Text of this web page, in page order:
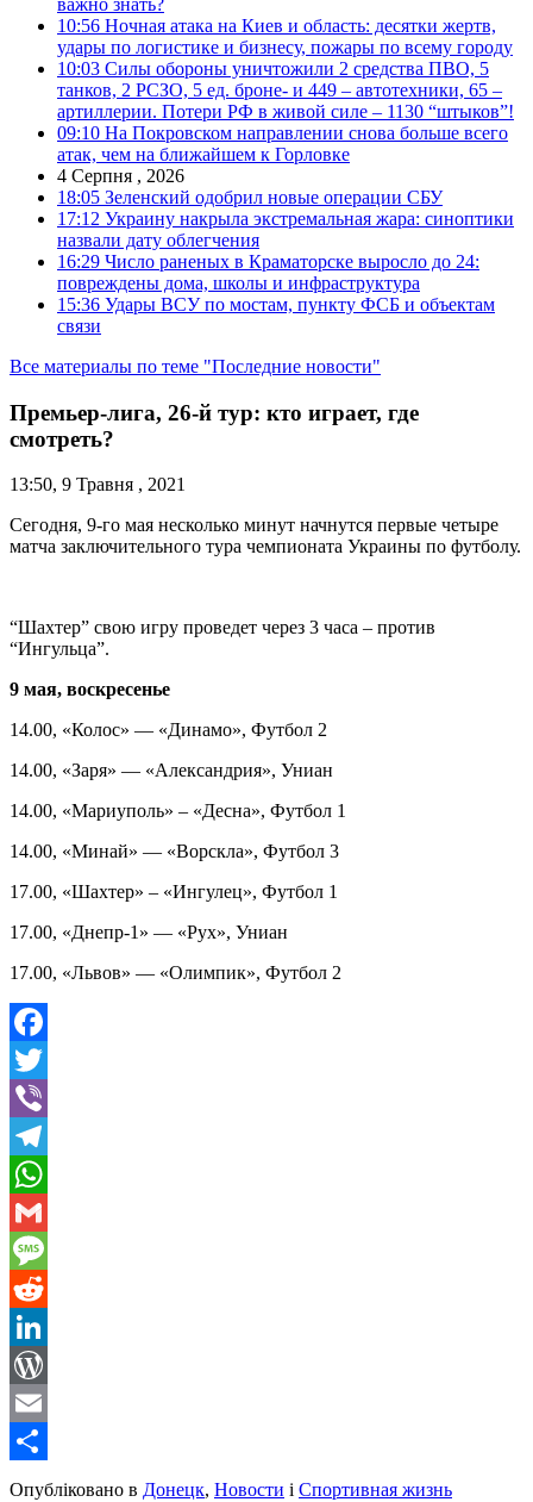
10:56 Ночная атака на Киев и область: десятки жертв,
удары по логистике и бизнесу, пожары по всему городу
10:03 Силы обороны уничтожили 2 средства ПВО, 5
танков, 2 РСЗО, 5 ед. броне- и 449 – автотехники, 65 –
артиллерии. Потери РФ в живой силе – 1130 “штыков”!
09:10 На Покровском направлении снова больше всего
атак, чем на ближайшем к Горловке
4 Серпня , 2026
18:05 Зеленский одобрил новые операции СБУ
17:12 Украину накрыла экстремальная жара: синоптики
назвали дату облегчения
16:29 Число раненых в Краматорске выросло до 24:
повреждены дома, школы и инфраструктура
15:36 Удары ВСУ по мостам, пункту ФСБ и объектам
связи
Все материалы по теме "Последние новости"
Премьер-лига, 26-й тур: кто играет, где
смотреть?
13:50, 9 Травня , 2021
Сегодня, 9-го мая несколько минут начнутся первые четыре
матча заключительного тура чемпионата Украины по футболу.
“Шахтер” свою игру проведет через 3 часа – против
“Ингульца”.
9 мая, воскресенье
14.00, «Колос» — «Динамо», Футбол 2
14.00, «Заря» — «Александрия», Униан
14.00, «Мариуполь» – «Десна», Футбол 1
14.00, «Минай» — «Ворскла», Футбол 3
17.00, «Шахтер» – «Ингулец», Футбол 1
17.00, «Днепр-1» — «Рух», Униан
17.00, «Львов» — «Олимпик», Футбол 2
Facebook
Twitter
Viber
Telegram
WhatsApp
Gmail
Message
Reddit
LinkedIn
WordPress
Email
Share
Опубліковано в Донецк, Новости і Спортивная жизнь